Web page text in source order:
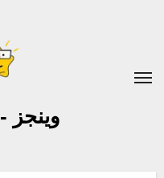
وينجز - wingiz.com